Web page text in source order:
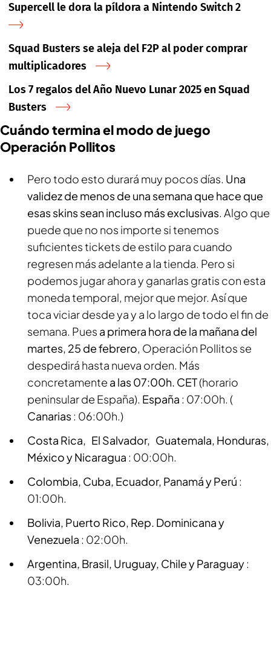
Supercell le dora la píldora a Nintendo Switch 2
Squad Busters se aleja del F2P al poder comprar
multiplicadores
Los 7 regalos del Año Nuevo Lunar 2025 en Squad
Busters
Cuándo termina el modo de juego
Operación Pollitos
Pero todo esto durará muy pocos días. Una
validez de menos de una semana que hace que
esas skins sean incluso más exclusivas. Algo que
puede que no nos importe si tenemos
suficientes tickets de estilo para cuando
regresen más adelante a la tienda. Pero si
podemos jugar ahora y ganarlas gratis con esta
moneda temporal, mejor que mejor. Así que
toca viciar desde ya y a lo largo de todo el fin de
semana. Pues a primera hora de la mañana del
martes, 25 de febrero, Operación Pollitos se
despedirá hasta nueva orden. Más
concretamente a las 07:00h. CET(horario
peninsular de España). España : 07:00h. (
Canarias: 06:00h.)
Costa Rica, El Salvador, Guatemala, Honduras,
México y Nicaragua : 00:00h.
Colombia, Cuba, Ecuador, Panamá y Perú :
01:00h.
Bolivia, Puerto Rico, Rep. Dominicana y
Venezuela : 02:00h.
Argentina, Brasil, Uruguay, Chile y Paraguay:
03:00h.